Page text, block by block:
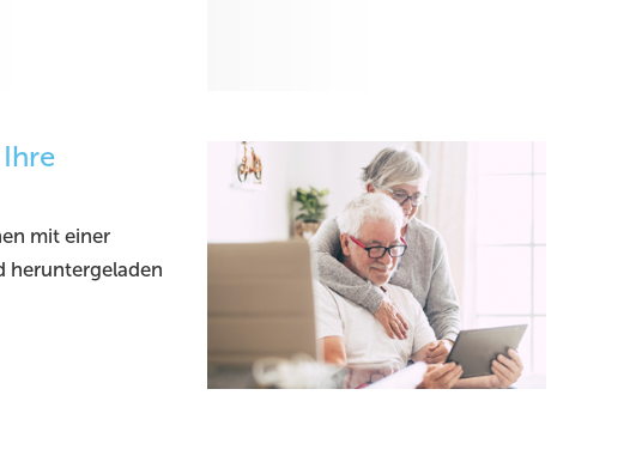
mit einer
heruntergeladen